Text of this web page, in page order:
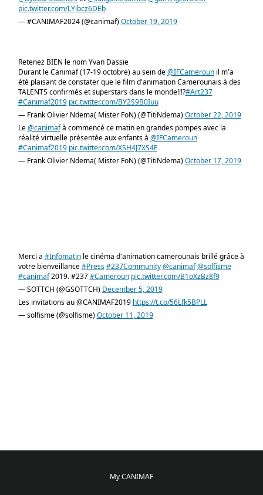
pic.twitter.com/LYibcz6DEb
— #CANIMAF2024 (@canimaf)October 19, 2019
Retenez BIEN le nom Yvan Dassie
Durant le Canimaf (17-19 octobre) au sein de@IFCamerounil m'a
été plaisant de constater que le film d'animation Camerounais à des
TALENTS confirmés et superstars dans le monde!!!?#Art237
#Canimaf2019 pic.twitter.com/BY2S9B0Iuu
— Frank Olivier Ndema( Mister FoN) (@TitiNdema)October 22, 2019
Le@canimafà commencé ce matin en grandes pompes avec la
réalité virtuelle présentée aux enfants à @IFCameroun
#Canimaf2019 pic.twitter.com/XSH4J7XS4F
— Frank Olivier Ndema( Mister FoN) (@TitiNdema)October 17, 2019
Merci a #Infomatinle cinéma d'animation camerounais brillé grâce à
votre bienveillance#Press #237Community @canimaf @solfisme
#canimaf2019. #237#Cameroun pic.twitter.com/B1oXzBz8f9
— SOTTCH (@GSOTTCH) December 5, 2019
Les invitations au @CANIMAF2019 https://t.co/56Lfk5BPLL
— solfisme (@solfisme)October 11, 2019
My CANIMAF